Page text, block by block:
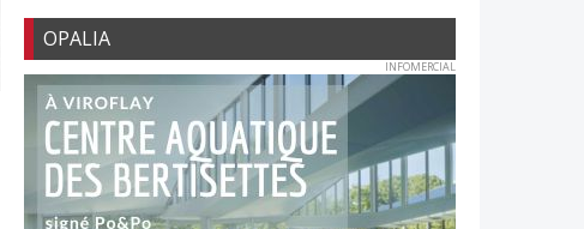
OPALIA
INFOMERCIAL